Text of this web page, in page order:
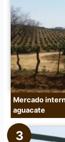
Mercado
aguacate